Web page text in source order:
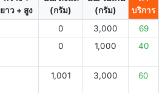
ยาว + สูง
(กรัม)
(กรัม)
บริการ
0 3,000
69
0 1,000 40
1,001 3,000 60